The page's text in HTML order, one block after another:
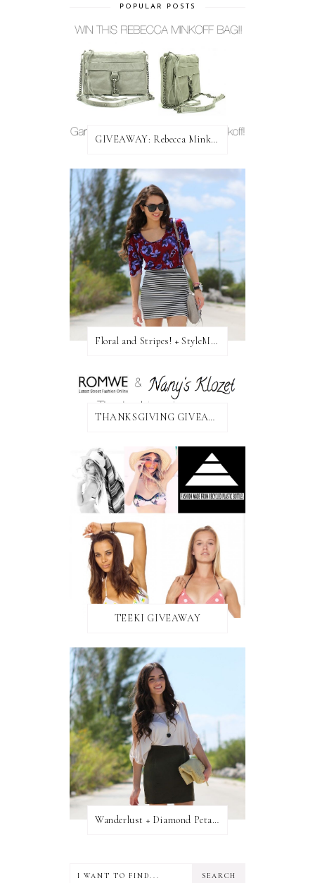
POPULAR POSTS
GIVEAWAY: Rebecca Minkoff Bag!
Floral and Stripes! + StyleMint GIVEAWAY!
THANKSGIVING GIVEAWAY!
TEEKI GIVEAWAY
Wanderlust + Diamond Petal Giveaway